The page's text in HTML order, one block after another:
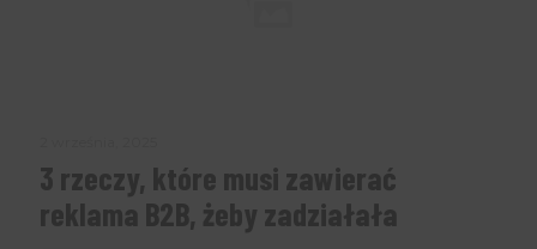
3 rzeczy, które musi zawierać
reklama B2B, żeby zadziałała